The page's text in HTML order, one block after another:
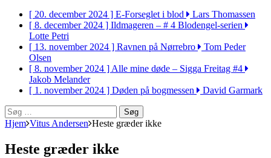
[ 20. december 2024 ] E-Forseglet i blod
Lars Thomassen
[ 8. december 2024 ] Ildmageren – # 4 Blodengel-serien
Lotte Petri
[ 13. november 2024 ] Ravnen på Nørrebro
Tom Peder
Olsen
[ 8. november 2024 ]Alle mine døde – Sigga Freitag #4
Jakob Melander
[ 1. november 2024 ] Døden på bogmessen
David Garmark
Søg
efter:
Hjem Vitus Andersen Heste græder ikke
Heste græder ikke